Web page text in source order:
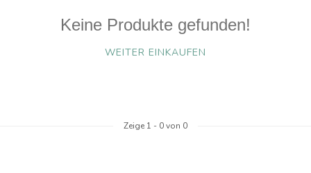
Keine Produkte gefunden!
WEITER EINKAUFEN
Zeige 1 - 0von 0